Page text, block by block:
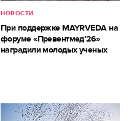
НОВОСТИ
При поддержке MAYRVEDA на
форуме «Превентмед’26»
наградили молодых ученых